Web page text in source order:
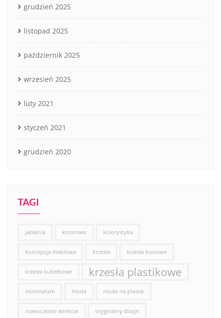
grudzień 2025
listopad 2025
październik 2025
wrzesień 2025
luty 2021
styczeń 2021
grudzień 2020
TAGI
jadalnia kolorowe kolorystyka
koncepcja meblowa krzesła krzesła biurowe
krzesła kubełkowe krzesła plastikowe
minimalizm moda moda na plastik
nowoczesne wnetrze oryginalny dizajn